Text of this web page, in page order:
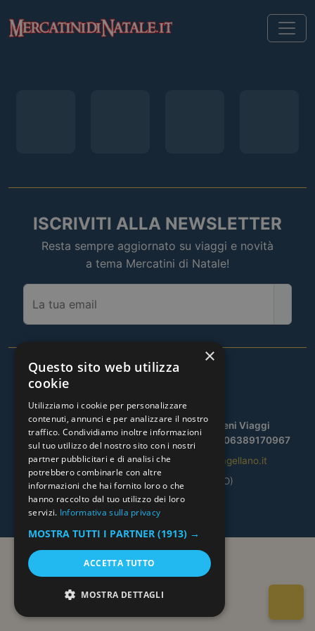
ISCRIVITI ALLA NEWSLETTER
Resta sempre aggiornato su viaggi e novità
a tema Mercatini di Natale!
La tua email
© CLUB MAGELLANO SRL — by Mafegeni Viaggi
Aut. prov. REGDE/1606/2010-08-17 | P.IVA 06389170967
Tel.02.39523309| Email:info@clubmagellano.it
Via Bagnolo, 14 – Tavazzano (LO)
Privacy Policy|Cookie Policy
×
Questo sito web utilizza
cookie
Utilizziamo i cookie per personalizzare
contenuti, annunci e per analizzare il nostro
traffico. Condividiamo inoltre informazioni
sul tuo utilizzo del nostro sito con i nostri
partner pubblicitari e di analisi che
potrebbero combinarle con altre
informazioni che hai fornito loro o che
hanno raccolto dal tuo utilizzo dei loro
servizi. Informativa sulla privacy
MOSTRA TUTTI I PARTNER (1913) →
ACCETTA TUTTO
MOSTRA DETTAGLI